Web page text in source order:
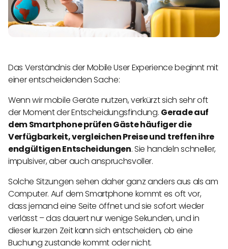
Das Verständnis der Mobile User Experience beginnt mit
einer entscheidenden Sache:
Wenn wir mobile Geräte nutzen, verkürzt sich sehr oft
der Moment der Entscheidungsfindung. Gerade auf
dem Smartphone prüfen Gäste häufiger die
Verfügbarkeit, vergleichen Preise und treffen ihre
endgültigen Entscheidungen. Sie handeln schneller,
impulsiver, aber auch anspruchsvoller.
Solche Sitzungen sehen daher ganz anders aus als am
Computer. Auf dem Smartphone kommt es oft vor,
dass jemand eine Seite öffnet und sie sofort wieder
verlässt – das dauert nur wenige Sekunden, und in
dieser kurzen Zeit kann sich entscheiden, ob eine
Buchung zustande kommt oder nicht.